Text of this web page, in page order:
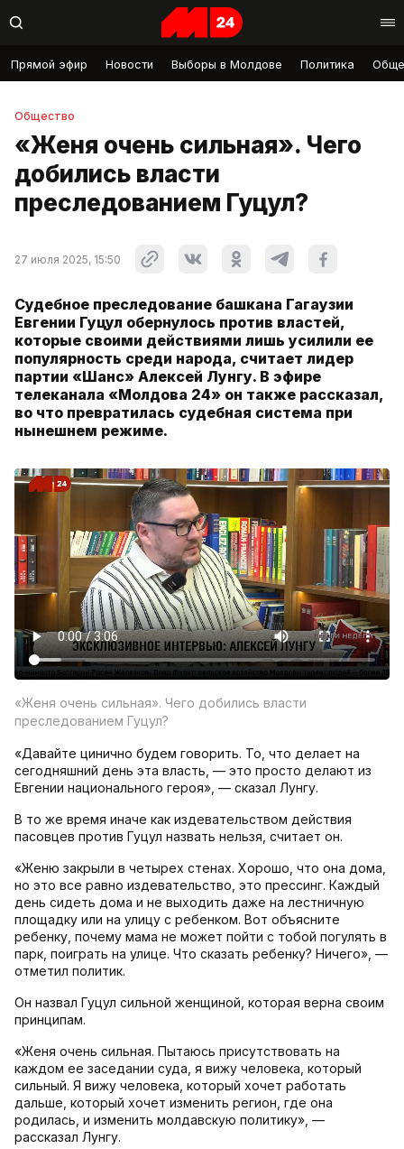
Прямой эфир Новости Выборы в Молдове Политика
Общество
«Женя очень сильная». Чего
добились власти
преследованием Гуцул?
27 июля 2025, 15:50
Судебное преследование башкана Гагаузии
Евгении Гуцул обернулось против властей,
которые своими действиями лишь усилили ее
популярность среди народа, считает лидер
партии «Шанс» Алексей Лунгу. В эфире
телеканала «Молдова 24» он также рассказал,
во что превратилась судебная система при
нынешнем режиме.
«Женя очень сильная». Чего добились власти
преследованием Гуцул?
«Давайте цинично будем говорить. То, что делает на
сегодняшний день эта власть, — это просто делают из
Евгении национального героя», — сказал Лунгу.
В то же время иначе как издевательством действия
пасовцев против Гуцул назвать нельзя, считает он.
«Женю закрыли в четырех стенах. Хорошо, что она дома,
но это все равно издевательство, это прессинг. Каждый
день сидеть дома и не выходить даже на лестничную
площадку или на улицу с ребенком. Вот объясните
ребенку, почему мама не может пойти с тобой погулять в
парк, поиграть на улице. Что сказать ребенку? Ничего», —
отметил политик.
Он назвал Гуцул сильной женщиной, которая верна своим
принципам.
«Женя очень сильная. Пытаюсь присутствовать на
каждом ее заседании суда, я вижу человека, который
сильный. Я вижу человека, который хочет работать
дальше, который хочет изменить регион, где она
родилась, и изменить молдавскую политику», —
рассказал Лунгу.